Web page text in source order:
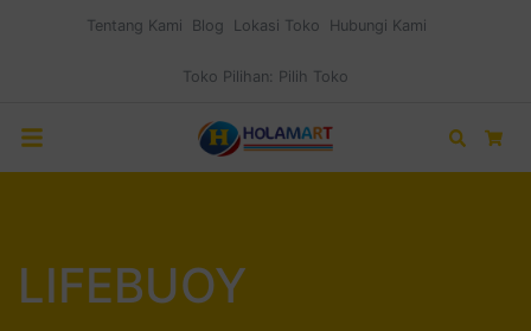
Tentang Kami Blog Lokasi Toko Hubungi Kami
Toko Pilihan: Pilih Toko
Search
LIFEBUOY